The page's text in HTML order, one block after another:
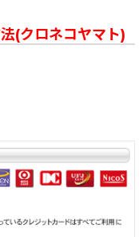
(クロネコヤマト)